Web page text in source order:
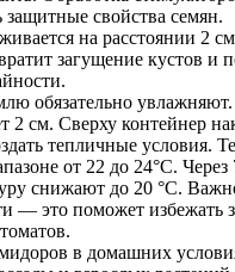
свойства семян.
на расстоянии 2
загущение кустов и
обязательно
2 см. Сверху контейнер
тепличные условия.
от 22 до 24°С. Через
снижают до 20 °С.
— это поможет избежать
в домашних